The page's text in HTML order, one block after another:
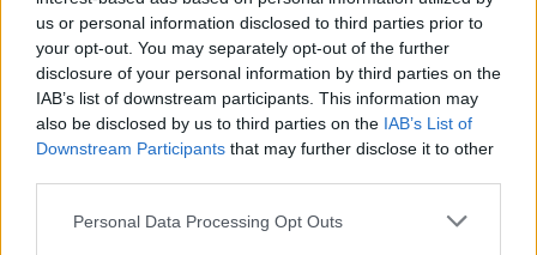
us or personal information disclosed to third parties prior to
your opt-out. You may separately opt-out of the further
disclosure of your personal information by third parties on the
IAB’s list of downstream participants. This information may
also be disclosed by us to third parties on the IAB’s List of
Downstream Participants that may further disclose it to other
Personal Data Processing Opt Outs
με τη λοίμωξη από κορονοϊό», επισημαίνει ο
Τζίμι Εσπινόζα, ένας από τους συγγραφείς της
μελέτης. «Διαπιστώσαμε ότι και τα δύο
σχήματα φυσιολογικού ορού φαίνεται να
σχετίζονται με χαμηλότερα ποσοστά
Ελπίζουμε ότι μπορούν να γίνουν